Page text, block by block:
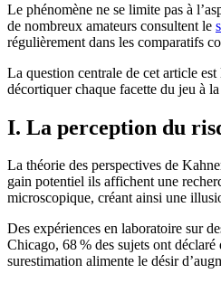
Le phénomène ne se limite pas à
de nombreux amateurs consultent le
régulièrement dans les comparatifs
La question centrale de cet article
décortiquer chaque facette du jeu à
I. La perception du
La théorie des perspectives de
gain potentiel ils affichent une
microscopique, créant ainsi une
Des expériences en laboratoire sur
Chicago, 68 % des sujets ont
surestimation alimente le désir